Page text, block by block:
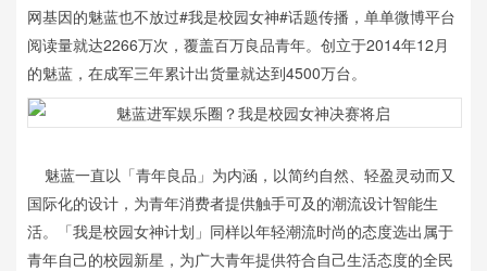
网基因的魅蓝也不放过#我是校园女神#话题传播，单单微博平台
阅读量就达2266万次，覆盖百万良品青年。创立于2014年12月
的魅蓝，在成军三年累计出货量就达到4500万台。
魅蓝一直以「青年良品」为内涵，以简约自然、轻盈灵动而又
国际化的设计，为青年消费者提供触手可及的潮流设计智能生
活。「我是校园女神计划」同样以年轻潮流时尚的态度选出属于
青年自己的校园新星，为广大青年提供符合自己生活态度的全民